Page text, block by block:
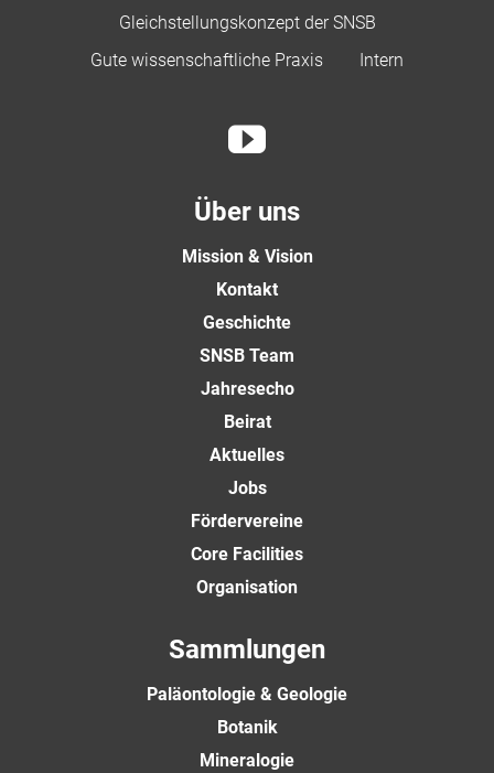
Gleichstellungskonzept der SNSB
Gute wissenschaftliche Praxis
Intern
Über uns
Mission & Vision
Kontakt
Geschichte
SNSB Team
Jahresecho
Beirat
Aktuelles
Jobs
Fördervereine
Core Facilities
Organisation
Sammlungen
Paläontologie & Geologie
Botanik
Mineralogie